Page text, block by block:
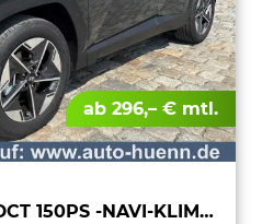
ab 296,– € mtl.
GO 1.6 T-GDI 2WD 7DCT 150PS -NAVI-KLIMAAUTOM-ALU18"-SHZ-WINTER-LED-PDC-KAMERA-KEYLESS GO-Sofort